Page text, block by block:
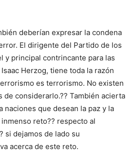
deberían expresar la condena
El dirigente del Partido de los
y principal contrincante para las
Herzog, tiene toda la razón
es terrorismo. No existen
de considerarlo.?? También acierta
naciones que desean la paz y la
reto?? respecto al
si dejamos de lado su
acerca de este reto.